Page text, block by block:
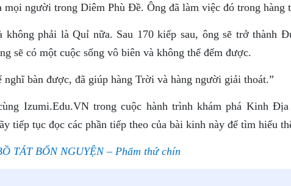
mọi người trong Diêm Phù Ðề. Ông đã làm việc đó trong hàng
không phải là Quỉ nữa. Sau 170 kiếp sau, ông sẽ trở thành
sẽ có một cuộc sống vô biên và không thể đếm được.
nghĩ bàn được, đã giúp hàng Trời và hàng người giải thoát.”
Izumi.Edu.VN trong cuộc hành trình khám phá Kinh
tiếp tục đọc các phần tiếp theo của bài kinh này để tìm hiểu
TÁT BỔN NGUYỆN – Phẩm thứ chín